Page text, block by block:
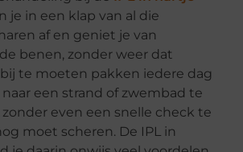
je in een klap van al die
af en geniet je van
benen, zonder weer dat
te moeten pakken iedere dag
een strand of zwembad te
even een snelle check te
moet scheren. De IPL in